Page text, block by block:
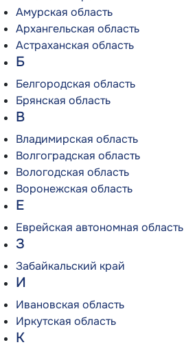
Амурская область
Архангельская область
Астраханская область
Б
Белгородская область
Брянская область
В
Владимирская область
Волгоградская область
Вологодская область
Воронежская область
Е
Еврейская автономная область
З
Забайкальский край
И
Ивановская область
Иркутская область
К